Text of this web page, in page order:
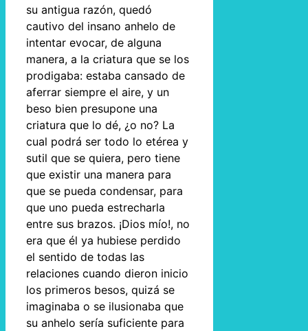
su antigua razón, quedó
cautivo del insano anhelo de
intentar evocar, de alguna
manera, a la criatura que se los
prodigaba: estaba cansado de
aferrar siempre el aire, y un
beso bien presupone una
criatura que lo dé, ¿o no? La
cual podrá ser todo lo etérea y
sutil que se quiera, pero tiene
que existir una manera para
que se pueda condensar, para
que uno pueda estrecharla
entre sus brazos. ¡Dios mío!, no
era que él ya hubiese perdido
el sentido de todas las
relaciones cuando dieron inicio
los primeros besos, quizá se
imaginaba o se ilusionaba que
su anhelo sería suficiente para